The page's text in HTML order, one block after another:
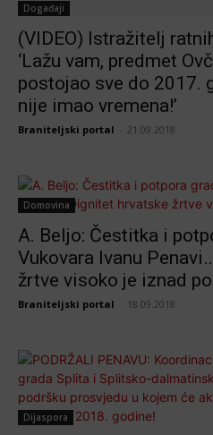
Događaji
(VIDEO) Istražitelj
‘Lažu vam, predmet
postojao sve do 2017.
nije imao vremena!’
Braniteljski portal 21.09.2018
Domovina
A. Beljo: Čestitka i
Vukovara Ivanu
žrtve visoko je iznad
Braniteljski portal 18.09.2018
Dijaspora